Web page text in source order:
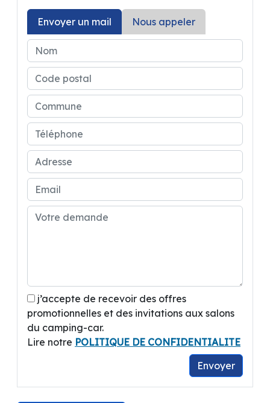
Envoyer un mail Nous appeler
j’accepte de recevoir des offres
promotionnelles et des invitations aux salons
du camping-car.
Lire notre POLITIQUE DE CONFIDENTIALITE
Envoyer